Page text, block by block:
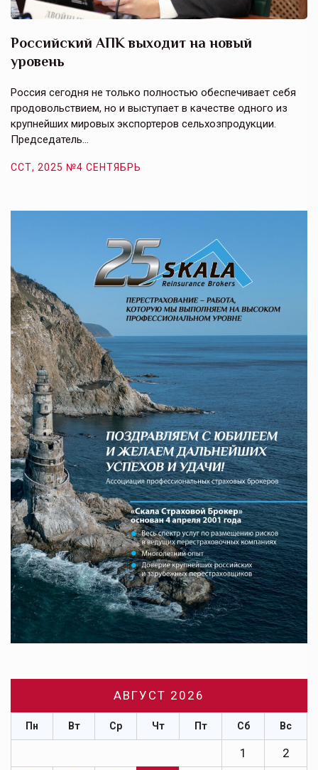
Российский АПК выходит на новый
уровень
Россия сегодня не только полностью обеспечивает себя
продовольствием, но и выступает в качестве одного из
крупнейших мировых экспортеров сельхозпродукции.
Председатель…
ССТ, 2025 №4 СЕНТЯБРЬ
АВГУСТ 2026
Пн Вт Ср Чт Пт Сб Вс
1
2